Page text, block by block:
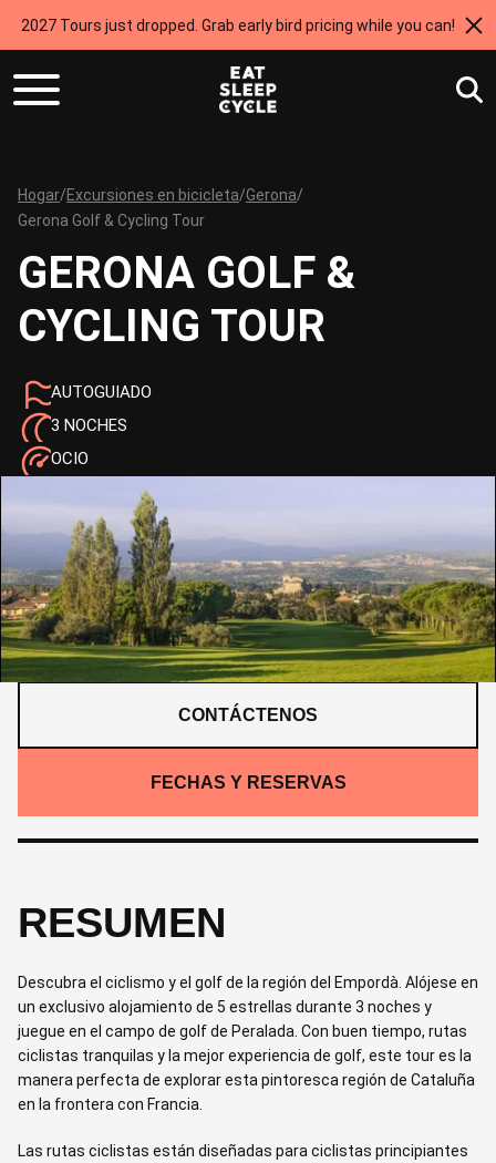
2027 Tours just dropped. Grab early bird pricing while you can!
Hogar/Excursiones en bicicleta/Gerona/
Gerona Golf & Cycling Tour
GERONA GOLF &
CYCLING TOUR
AUTOGUIADO
3 NOCHES
OCIO
1,040 M
RESUMEN/ITINERARIO/DETALLES /GALERÍA/
QUÉ INCLUYE
CONTÁCTENOS
FECHAS Y RESERVAS
RESUMEN
Descubra el ciclismo y el golf de la región del Empordà. Alójese en
un exclusivo alojamiento de 5 estrellas durante 3 noches y
juegue en el campo de golf de Peralada. Con buen tiempo, rutas
ciclistas tranquilas y la mejor experiencia de golf, este tour es la
manera perfecta de explorar esta pintoresca región de Cataluña
en la frontera con Francia.
Las rutas ciclistas están diseñadas para ciclistas principiantes